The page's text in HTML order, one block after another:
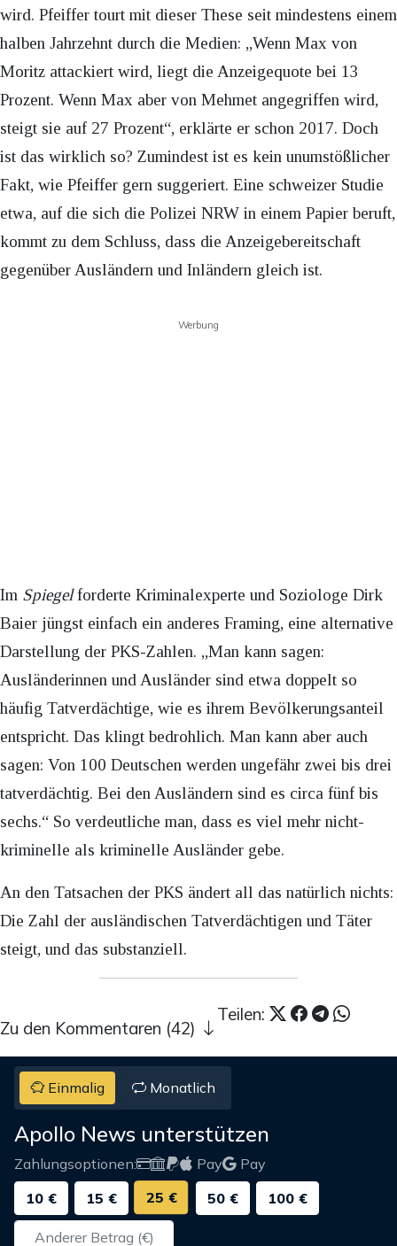
wird. Pfeiffer tourt mit dieser These seit mindestens einem
halben Jahrzehnt durch die Medien: „Wenn Max von
Moritz attackiert wird, liegt die Anzeigequote bei 13
Prozent. Wenn Max aber von Mehmet angegriffen wird,
steigt sie auf 27 Prozent“, erklärte er schon 2017. Doch
ist das wirklich so? Zumindest ist es kein unumstößlicher
Fakt, wie Pfeiffer gern suggeriert. Eine schweizer Studie
etwa, auf die sich die Polizei NRW in einem Papier beruft,
kommt zu dem Schluss, dass die Anzeigebereitschaft
gegenüber Ausländern und Inländern gleich ist.
Werbung
Im Spiegelforderte Kriminalexperte und Soziologe Dirk
Baier jüngst einfach ein anderes Framing, eine alternative
Darstellung der PKS-Zahlen. „Man kann sagen:
Ausländerinnen und Ausländer sind etwa doppelt so
häufig Tatverdächtige, wie es ihrem Bevölkerungsanteil
entspricht. Das klingt bedrohlich. Man kann aber auch
sagen: Von 100 Deutschen werden ungefähr zwei bis drei
tatverdächtig. Bei den Ausländern sind es circa fünf bis
sechs.“ So verdeutliche man, dass es viel mehr nicht-
kriminelle als kriminelle Ausländer gebe.
An den Tatsachen der PKS ändert all das natürlich nichts:
Die Zahl der ausländischen Tatverdächtigen und Täter
steigt, und das substanziell.
Teilen:
Zu den Kommentaren (42)
Einmalig Monatlich
Apollo News unterstützen
Zahlungsoptionen: Pay
Pay
10 €
15 € 25 € 50 € 100 €